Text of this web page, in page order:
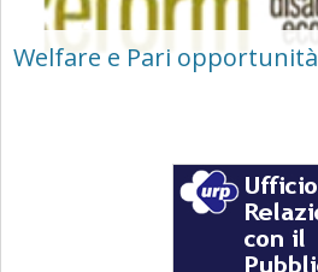
Salta
footer
Welfare e Pari opportunità